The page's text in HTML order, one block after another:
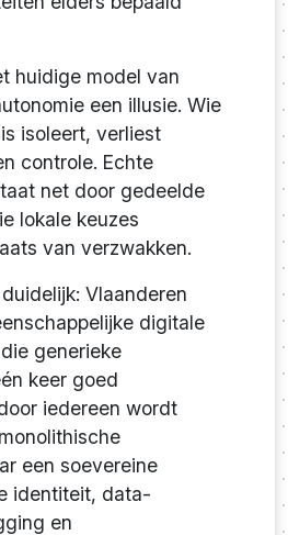
huidige model van
een illusie. Wie
isoleert, verliest
controle. Echte
net door gedeelde
lokale keuzes
van verzwakken.
Vlaanderen
digitale
generieke
keer goed
iedereen wordt
een soevereine
identiteit, data-
en